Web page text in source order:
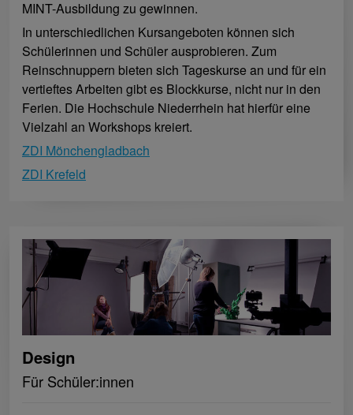
MINT-Ausbildung zu gewinnen.
In unterschiedlichen Kursangeboten können sich
Schülerinnen und Schüler ausprobieren. Zum
Reinschnuppern bieten sich Tageskurse an und für ein
vertieftes Arbeiten gibt es Blockkurse, nicht nur in den
Ferien. Die Hochschule Niederrhein hat hierfür eine
Vielzahl an Workshops kreiert.
ZDI Mönchengladbach
ZDI Krefeld
Design
Für Schüler:innen